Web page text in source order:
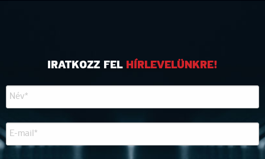
IRATKOZZ FEL HÍRLEVELÜNKRE!